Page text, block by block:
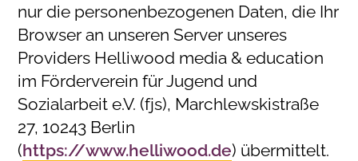
nur die personenbezogenen Daten, die Ihr
Browser an unseren Server unseres
Providers Helliwood media & education
im Förderverein für Jugend und
Sozialarbeit e.V. (fjs), Marchlewskistraße
27, 10243 Berlin
(https://www.helliwood.de) übermittelt.